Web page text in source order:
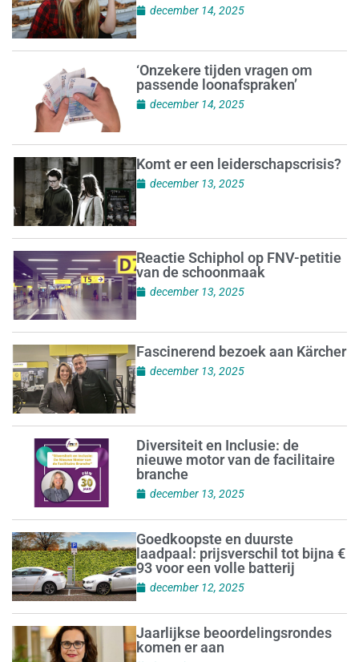
december 14, 2025
‘Onzekere tijden vragen om
passende loonafspraken’
december 14, 2025
Komt er een leiderschapscrisis?
december 13, 2025
Reactie Schiphol op FNV-petitie
van de schoonmaak
december 13, 2025
Fascinerend bezoek aan Kärcher
december 13, 2025
Diversiteit en Inclusie: de
nieuwe motor van de facilitaire
branche
december 13, 2025
Goedkoopste en duurste
laadpaal: prijsverschil tot bijna €
93 voor een volle batterij
december 12, 2025
Jaarlijkse beoordelingsrondes
komen er aan